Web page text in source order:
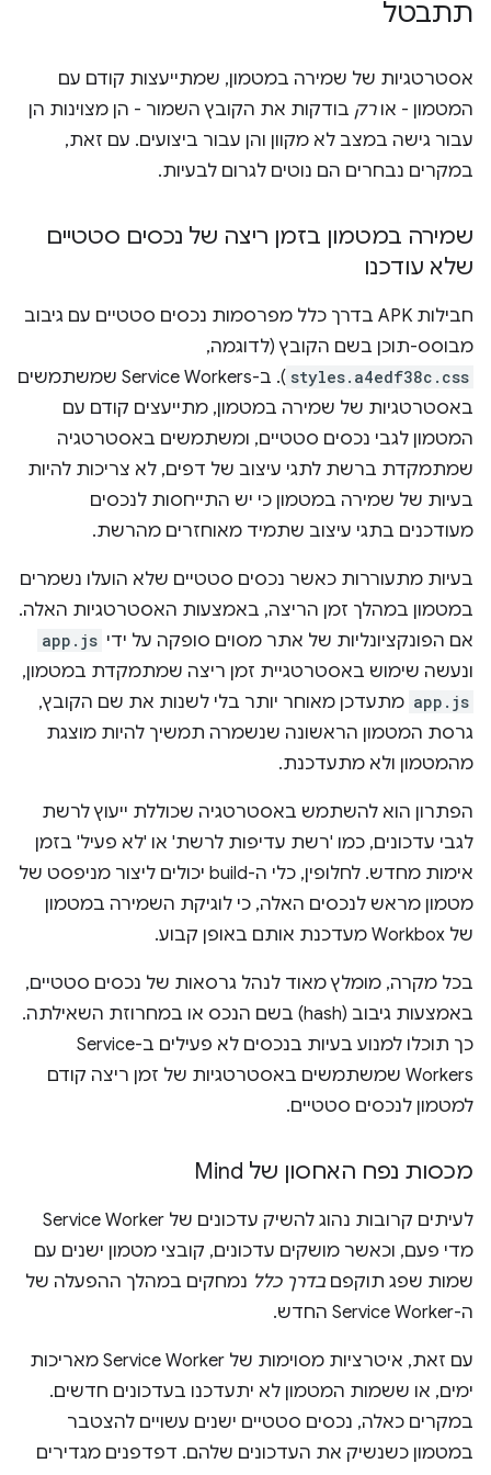
תתבטל
אסטרטגיות של שמירה במטמון, שמתייעצות קודם עם
המטמון - אורק בודקות את הקובץ השמור - הן מצוינות הן
עבור גישה במצב לא מקוון והן עבור ביצועים. עם זאת,
במקרים נבחרים הם נוטים לגרום לבעיות.
שמירה במטמון בזמן ריצה של נכסים סטטיים
שלא עודכנו
חבילות APK בדרך כלל מפרסמות נכסים סטטיים עם גיבוב
מבוסס-תוכן בשם הקובץ (לדוגמה,
styles.a4edf38c.css
). ב-Service Workers שמשתמשים
באסטרטגיות של שמירה במטמון, מתייעצים קודם עם
המטמון לגבי נכסים סטטיים, ומשתמשים באסטרטגיה
שמתמקדת ברשת לתגי עיצוב של דפים, לא צריכות להיות
בעיות של שמירה במטמון כי יש התייחסות לנכסים
מעודכנים בתגי עיצוב שתמיד מאוחזרים מהרשת.
בעיות מתעוררות כאשר נכסים סטטיים שלא הועלו נשמרים
במטמון במהלך זמן הריצה, באמצעות האסטרטגיות האלה.
אם הפונקציונליות של אתר מסוים סופקה על ידי app.js
ונעשה שימוש באסטרטגיית זמן ריצה שמתמקדת במטמון,
app.js מתעדכן מאוחר יותר בלי לשנות את שם הקובץ,
גרסת המטמון הראשונה שנשמרה תמשיך להיות מוצגת
מהמטמון ולא מתעדכנת.
הפתרון הוא להשתמש באסטרטגיה שכוללת ייעוץ לרשת
לגבי עדכונים, כמו 'רשת עדיפות לרשת' או 'לא פעיל' בזמן
אימות מחדש. לחלופין, כלי ה-build יכולים ליצור מניפסט של
מטמון מראש לנכסים האלה, כי לוגיקת השמירה במטמון
של Workbox מעדכנת אותם באופן קבוע.
בכל מקרה, מומלץ מאוד לנהל גרסאות של נכסים סטטיים,
באמצעות גיבוב (hash) בשם הנכס או במחרוזת השאילתה.
כך תוכלו למנוע בעיות בנכסים לא פעילים ב-Service
Workers שמשתמשים באסטרטגיות של זמן ריצה קודם
למטמון לנכסים סטטיים.
מכסות נפח האחסון של Mind
לעיתים קרובות נהוג להשיק עדכונים של Service Worker
מדי פעם, וכאשר מושקים עדכונים, קובצי מטמון ישנים עם
שמות שפג תוקפם בדרך כלל נמחקים במהלך ההפעלה של
ה-Service Worker החדש.
עם זאת, איטרציות מסוימות של Service Worker מאריכות
ימים, או ששמות המטמון לא יתעדכנו בעדכונים חדשים.
במקרים כאלה, נכסים סטטיים ישנים עשויים להצטבר
במטמון כשנשיק את העדכונים שלהם. דפדפנים מגדירים